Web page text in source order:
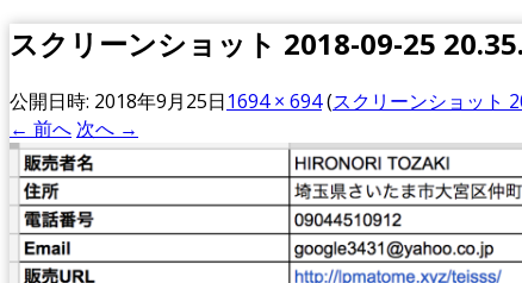
スクリーンショット 2018-09-25
公開日時: 2018年9月25日1694 × 694(スクリーンショット
← 前へ 次へ →